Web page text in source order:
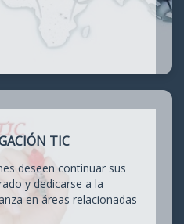
TIC
deseen continuar sus
y dedicarse a la
en áreas relacionadas